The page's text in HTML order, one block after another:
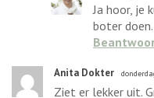
Ja hoor, je
boter doen.
Anita Dokter
Ziet er lekker uit.